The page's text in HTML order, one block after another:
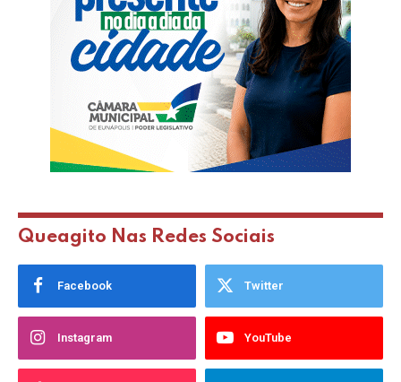
Queagito Nas Redes Sociais
Facebook Twitter
Instagram YouTube